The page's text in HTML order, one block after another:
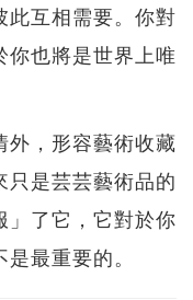
此互相需要。你對
也將是世界上唯
外，形容藝術收藏
是芸芸藝術品的
」了它，它對於你
最重要的。